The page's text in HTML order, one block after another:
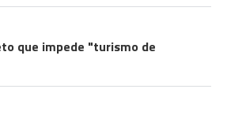
que impede "turismo de